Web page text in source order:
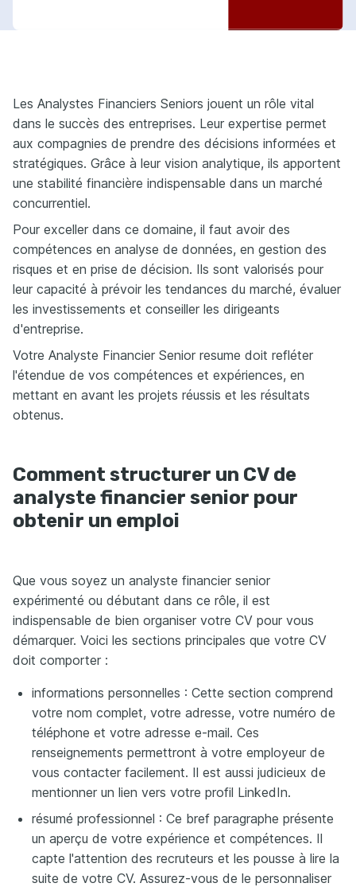
Voyages
nouvelles cultures et
compréhension des différents
COURSES
Maîtrise de SAP FI pour les
analystes financiers
Formation avancée en
Coursera
Les Analystes Financiers Seniors jouent un rôle vital
dans le succès des entreprises. Leur expertise permet
aux compagnies de prendre des décisions informées et
stratégiques. Grâce à leur vision analytique, ils apportent
une stabilité financière indispensable dans un marché
concurrentiel.
Pour exceller dans ce domaine, il faut avoir des
compétences en analyse de données, en gestion des
risques et en prise de décision. Ils sont valorisés pour
leur capacité à prévoir les tendances du marché, évaluer
les investissements et conseiller les dirigeants
d'entreprise.
Votre Analyste Financier Senior resume doit refléter
l'étendue de vos compétences et expériences, en
mettant en avant les projets réussis et les résultats
obtenus.
Comment structurer un CV de
analyste financier senior pour
obtenir un emploi
Que vous soyez un analyste financier senior
expérimenté ou débutant dans ce rôle, il est
indispensable de bien organiser votre CV pour vous
démarquer. Voici les sections principales que votre CV
doit comporter :
informations personnelles : Cette section comprend
votre nom complet, votre adresse, votre numéro de
téléphone et votre adresse e-mail. Ces
renseignements permettront à votre employeur de
vous contacter facilement. Il est aussi judicieux de
mentionner un lien vers votre profil LinkedIn.
résumé professionnel : Ce bref paragraphe présente
un aperçu de votre expérience et compétences. Il
capte l'attention des recruteurs et les pousse à lire la
suite de votre CV. Assurez-vous de le personnaliser